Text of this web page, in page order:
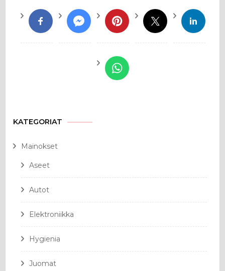
KATEGORIAT
Mainokset
Aseet
Autot
Elektroniikka
Hygienia
Juomat